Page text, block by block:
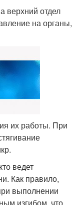
верхний отдел
на органы,
их работы. При
ведет
Как правило,
выполнении
изгибом, что